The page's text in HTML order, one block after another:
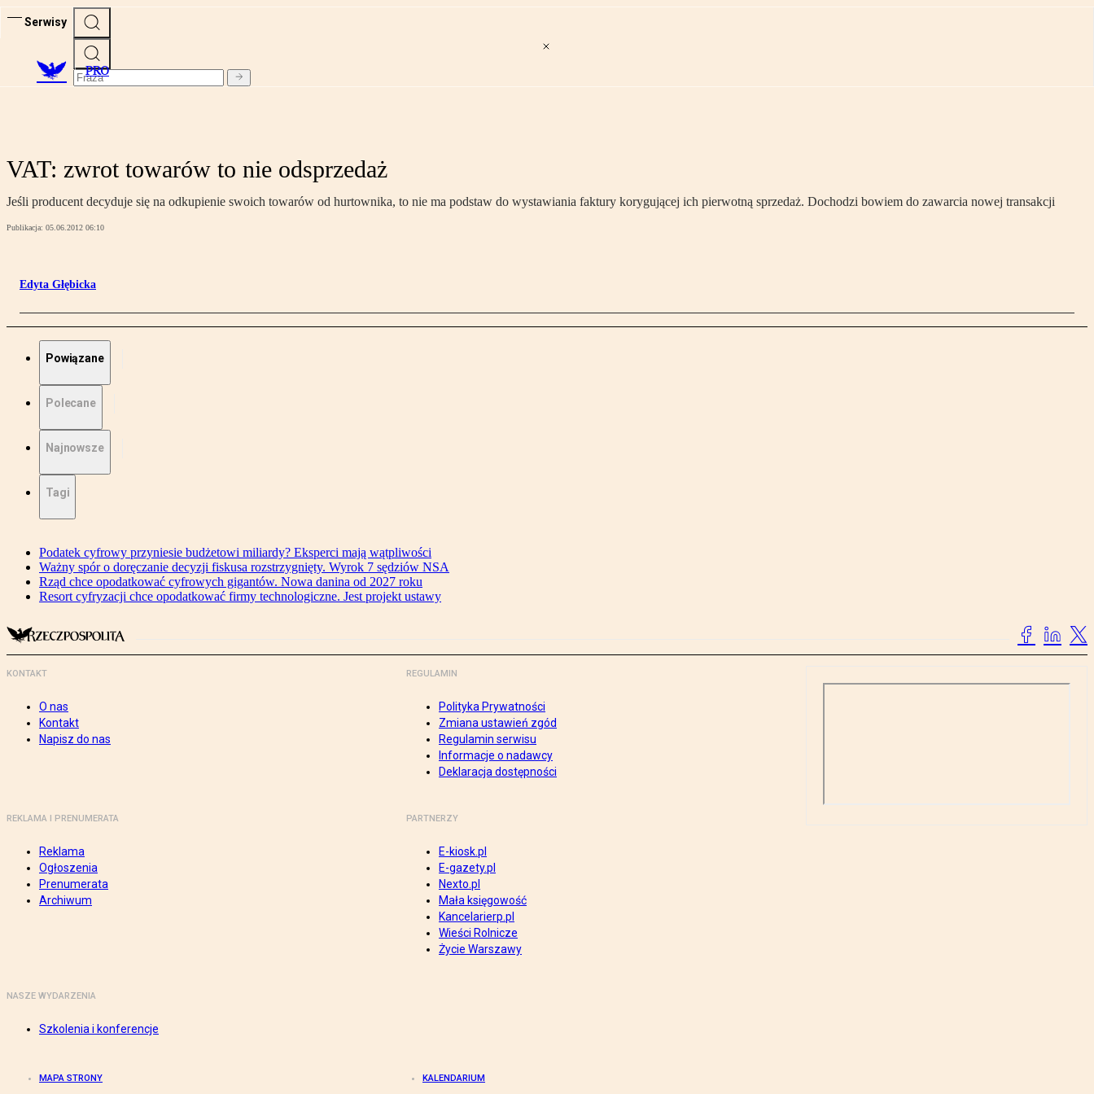
Serwisy
PRO
VAT: zwrot towarów to nie odsprzedaż
Jeśli producent decyduje się na odkupienie swoich towarów od hurtownika, to nie ma podstaw do wystawiania faktury korygującej ich pierwotną sprzedaż. Dochodzi bowiem do zawarcia nowej transakcji
Publikacja: 05.06.2012 06:10
Edyta Głębicka
Powiązane
Polecane
Najnowsze
Tagi
Podatek cyfrowy przyniesie budżetowi miliardy? Eksperci mają wątpliwości
Ważny spór o doręczanie decyzji fiskusa rozstrzygnięty. Wyrok 7 sędziów NSA
Rząd chce opodatkować cyfrowych gigantów. Nowa danina od 2027 roku
Resort cyfryzacji chce opodatkować firmy technologiczne. Jest projekt ustawy
KONTAKT
O nas
Kontakt
Napisz do nas
REGULAMIN
Polityka Prywatności
Zmiana ustawień zgód
Regulamin serwisu
Informacje o nadawcy
Deklaracja dostępności
REKLAMA I PRENUMERATA
Reklama
Ogłoszenia
Prenumerata
Archiwum
PARTNERZY
E-kiosk.pl
E-gazety.pl
Nexto.pl
Mała księgowość
Kancelarierp.pl
Wieści Rolnicze
Życie Warszawy
NASZE WYDARZENIA
Szkolenia i konferencje
MAPA STRONY KALENDARIUM